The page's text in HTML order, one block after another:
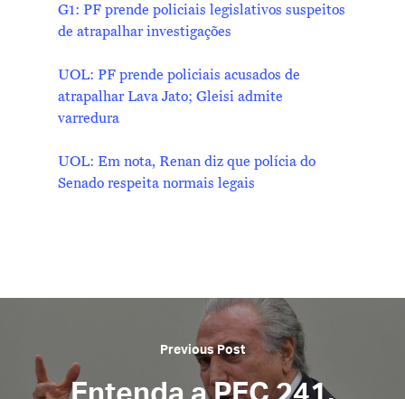
G1: PF prende policiais legislativos suspeitos
de atrapalhar investigações
UOL: PF prende policiais acusados de
atrapalhar Lava Jato; Gleisi admite
varredura
UOL: Em nota, Renan diz que polícia do
Senado respeita normais legais
Previous Post
Entenda a PEC 241,